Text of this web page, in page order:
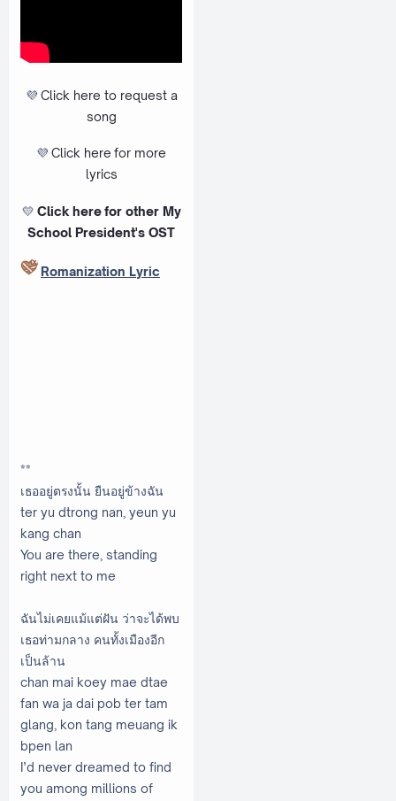
💜 Click here to request a
song
💜 Click here for more
lyrics
💛 Click herefor other My
School President's OST
Romanization Lyric
**
เธออยู่ตรงนั้น ยืนอยู่ข้างฉัน
ter yu dtrong nan, yeun yu
kang chan
You are there, standing
right next to me
ฉันไม่เคยแม้แต่ฝัน ว่าจะได้พบ
เธอท่ามกลาง คนทั้งเมืองอีก
เป็นล้าน
chan mai koey mae dtae
fan wa ja dai pob ter tam
glang, kon tang meuang ik
bpen lan
I’d never dreamed to find
you among millions of